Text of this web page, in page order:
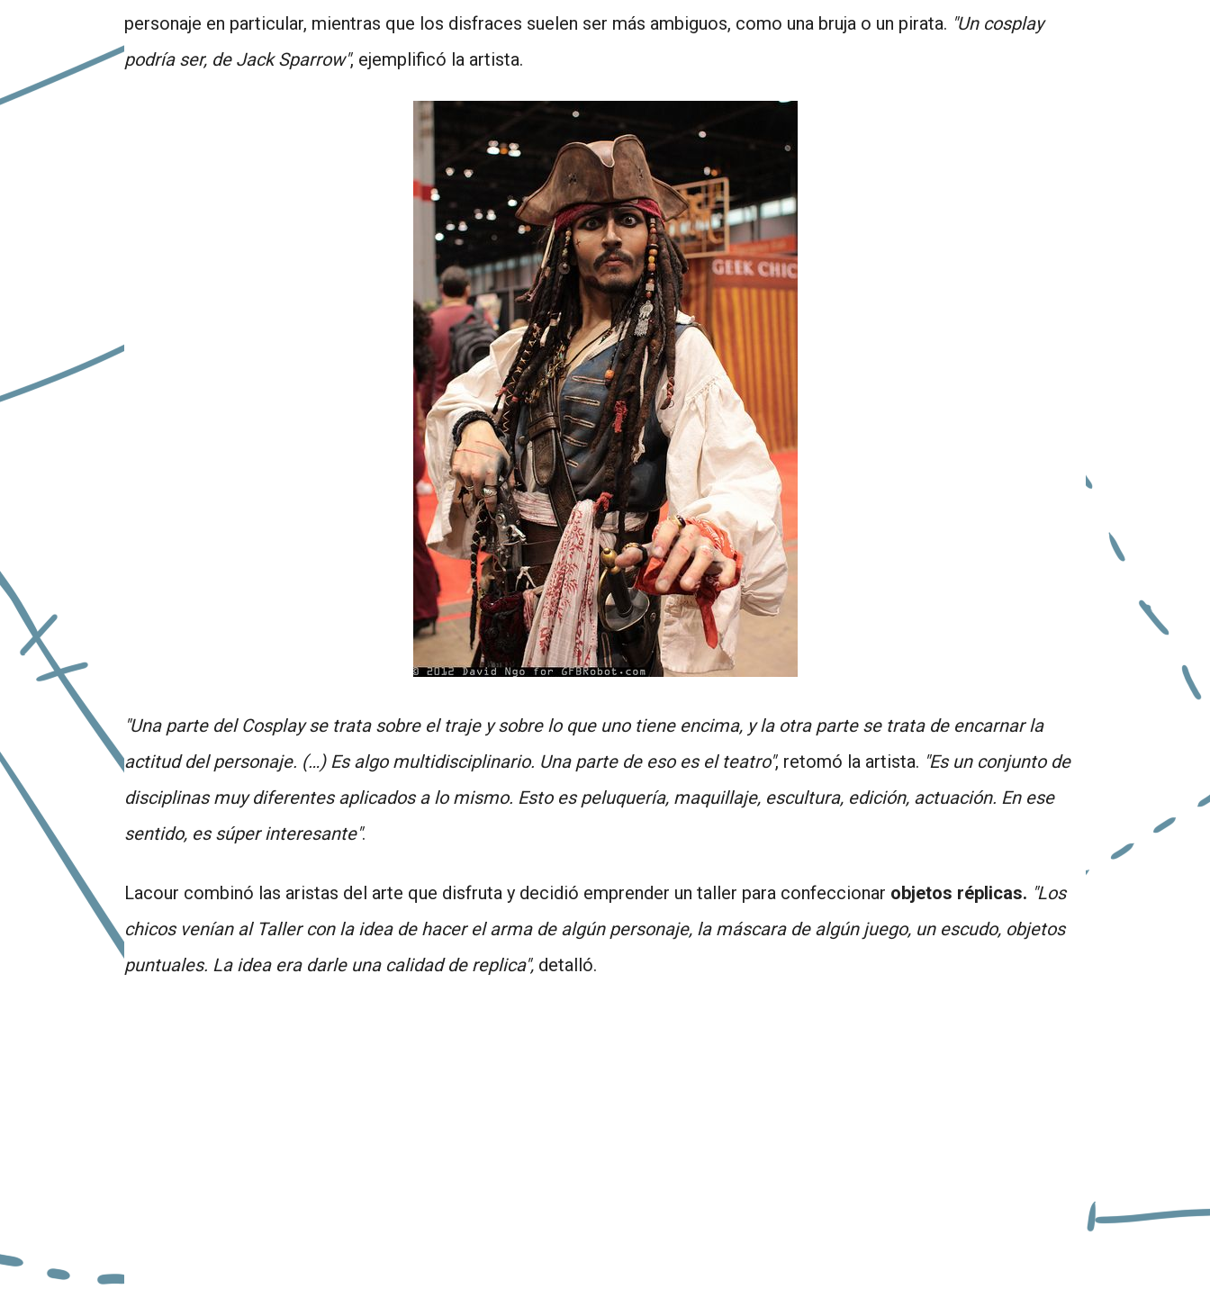
personaje en particular, mientras que los disfraces suelen ser más ambiguos, como una bruja o un pirata. "Un cosplay
podría ser, de Jack Sparrow", ejemplificó la artista.
"Una parte del Cosplay se trata sobre el traje y sobre lo que uno tiene encima, y la otra parte se trata de encarnar la
actitud del personaje. (…) Es algo multidisciplinario. Una parte de eso es el teatro", retomó la artista. "Es un conjunto de
disciplinas muy diferentes aplicados a lo mismo. Esto es peluquería, maquillaje, escultura, edición, actuación. En ese
sentido, es súper interesante".
Lacour combinó las aristas del arte que disfruta y decidió emprender un taller para confeccionar objetos réplicas. "Los
chicos venían al Taller con la idea de hacer el arma de algún personaje, la máscara de algún juego, un escudo, objetos
puntuales. La idea era darle una calidad de replica", detalló.